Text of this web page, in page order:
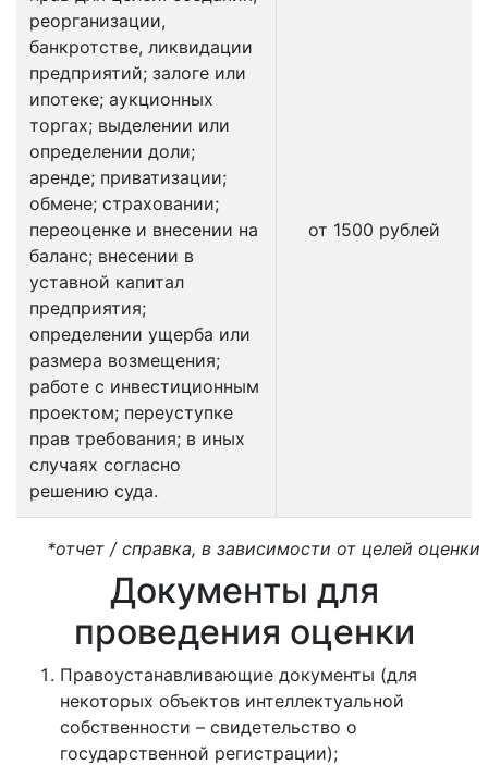
реорганизации,
банкротстве, ликвидации
предприятий; залоге или
ипотеке; аукционных
торгах; выделении или
определении доли;
аренде; приватизации;
обмене; страховании;
переоценке и внесении на
баланс; внесении в
уставной капитал
предприятия;
определении ущерба или
размера возмещения;
работе с инвестиционным
проектом; переуступке
прав требования; в иных
случаях согласно
решению суда.
от 1500 рублей
*отчет / справка, в зависимости от целей оценки
Документы для
проведения оценки
Правоустанавливающие документы (для
некоторых объектов интеллектуальной
собственности – свидетельство о
государственной регистрации);